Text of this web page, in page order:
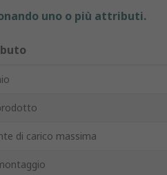
uno o più attributi.
di carico massima